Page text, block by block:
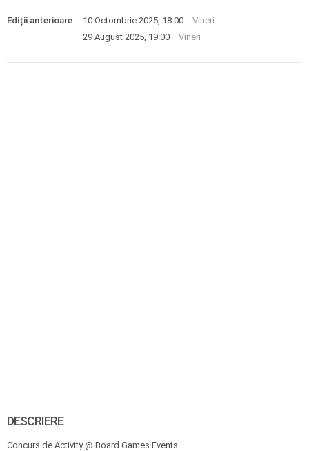
Ediții anterioare 10 Octombrie 2025, 18:00
Vineri
29 August 2025, 19:00
Vineri
DESCRIERE
Concurs de Activity @ Board Games Events